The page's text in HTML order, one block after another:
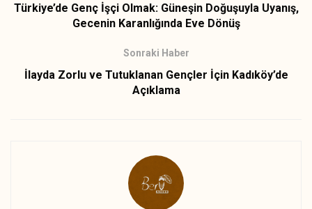
Türkiye’de Genç İşçi Olmak: Güneşin Doğuşuyla Uyanış,
Gecenin Karanlığında Eve Dönüş
Sonraki Haber
İlayda Zorlu ve Tutuklanan Gençler İçin Kadıköy’de
Açıklama